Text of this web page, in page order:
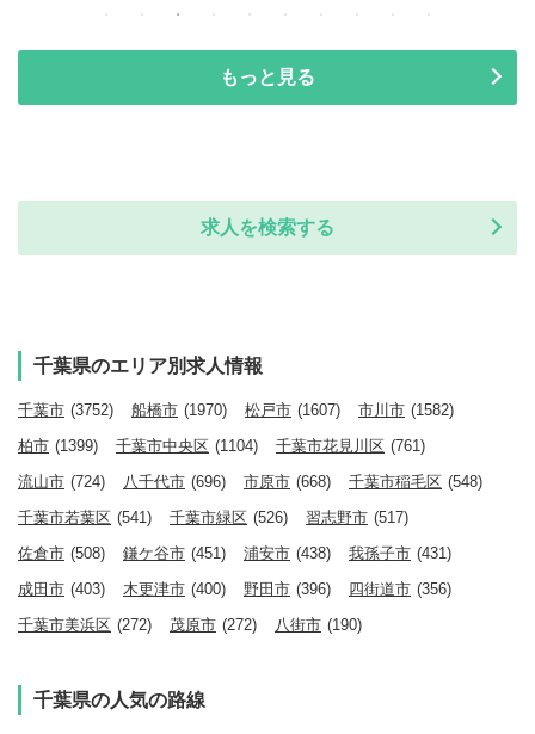
もっと見る
求人を検索する
千葉県のエリア別求人情報
千葉市 (3752) 船橋市 (1970) 松戸市 (1607) 市川市 (1582)
柏市 (1399) 千葉市中央区 (1104) 千葉市花見川区 (761)
流山市 (724) 八千代市 (696) 市原市 (668) 千葉市稲毛区 (548)
千葉市若葉区 (541) 千葉市緑区 (526) 習志野市 (517)
佐倉市 (508) 鎌ケ谷市 (451) 浦安市 (438) 我孫子市 (431)
成田市 (403) 木更津市 (400) 野田市 (396) 四街道市 (356)
千葉市美浜区 (272) 茂原市 (272) 八街市 (190)
千葉県の人気の路線